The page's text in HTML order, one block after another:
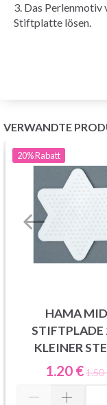
3. Das Perlenmotiv
Stiftplatte lösen.
VERWANDTE
20%Rabatt
HAMA
STIFTPLADE
KLEINER
1.20 €1.50